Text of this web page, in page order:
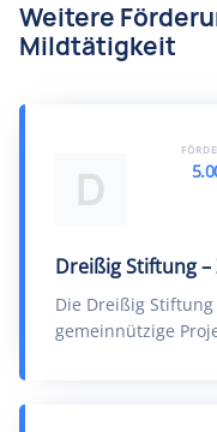
Weitere
Mildtätigkeit
D
Dreißig Stiftung
Die Dreißig
gemeinnützige